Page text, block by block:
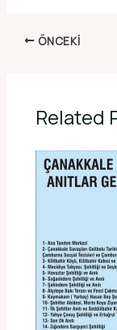
ÖNCEKI
Related